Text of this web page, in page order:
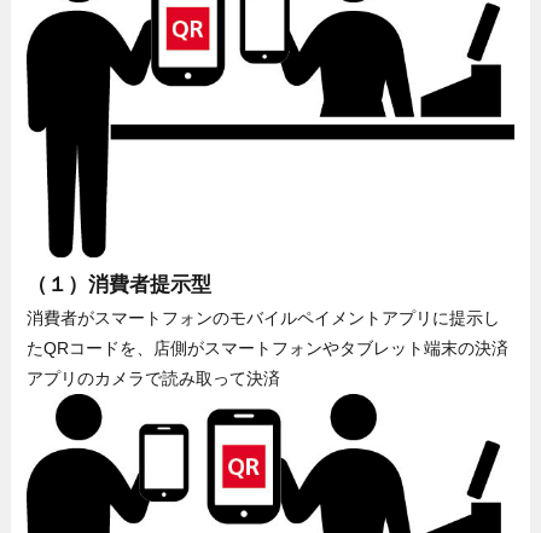
（１）消費者提示型
消費者がスマートフォンのモバイルペイメントアプリに提示し
たQRコードを、店側がスマートフォンやタブレット端末の決済
アプリのカメラで読み取って決済